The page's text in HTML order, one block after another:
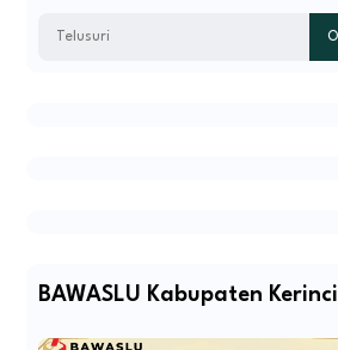
BAWASLU Kabupaten Kerinci